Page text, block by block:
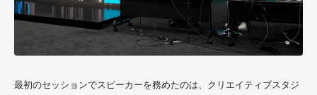
最初のセッションでスピーカーを務めたのは、クリエイティブスタジ